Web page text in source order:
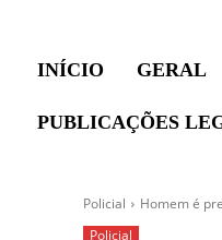
INÍCIO GERAL
PUBLICAÇÕES
Policial
Homem é
Policial